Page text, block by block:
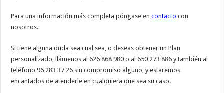
Para una información más completa póngase encontacto con
nosotros.
Si tiene alguna duda sea cual sea, o deseas obtener un Plan
personalizado, llámenos al 626 868 980 o al 650 273 886 y también al
teléfono 96 283 37 26 sin compromiso alguno, y estaremos
encantados de atenderle en cualquiera que sea su caso.